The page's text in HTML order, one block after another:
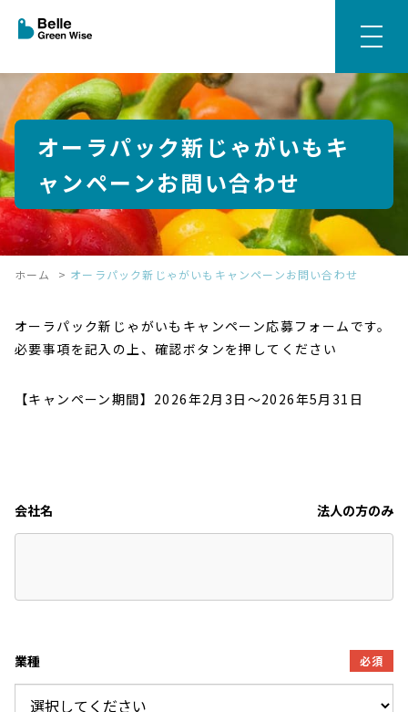
オーラパック新じゃがいもキ
ャンペーンお問い合わせ
ホーム > オーラパック新じゃがいもキャンペーンお問い合わせ
オーラパック新じゃがいもキャンペーン応募フォームです。
必要事項を記入の上、確認ボタンを押してください
【キャンペーン期間】2026年2月3日～2026年5月31日
会社名 法人の方のみ
業種 必須